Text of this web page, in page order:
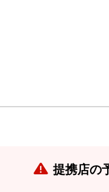
提携店の